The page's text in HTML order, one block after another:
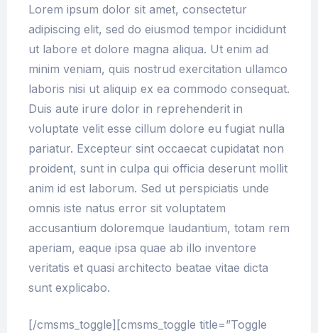
Lorem ipsum dolor sit amet, consectetur
adipiscing elit, sed do eiusmod tempor incididunt
ut labore et dolore magna aliqua. Ut enim ad
minim veniam, quis nostrud exercitation ullamco
laboris nisi ut aliquip ex ea commodo consequat.
Duis aute irure dolor in reprehenderit in
voluptate velit esse cillum dolore eu fugiat nulla
pariatur. Excepteur sint occaecat cupidatat non
proident, sunt in culpa qui officia deserunt mollit
anim id est laborum. Sed ut perspiciatis unde
omnis iste natus error sit voluptatem
accusantium doloremque laudantium, totam rem
aperiam, eaque ipsa quae ab illo inventore
veritatis et quasi architecto beatae vitae dicta
sunt explicabo.
[/cmsms_toggle][cmsms_toggle title=”Toggle